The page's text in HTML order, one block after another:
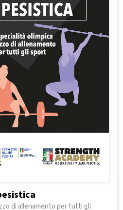
di allenamento per tutti gli